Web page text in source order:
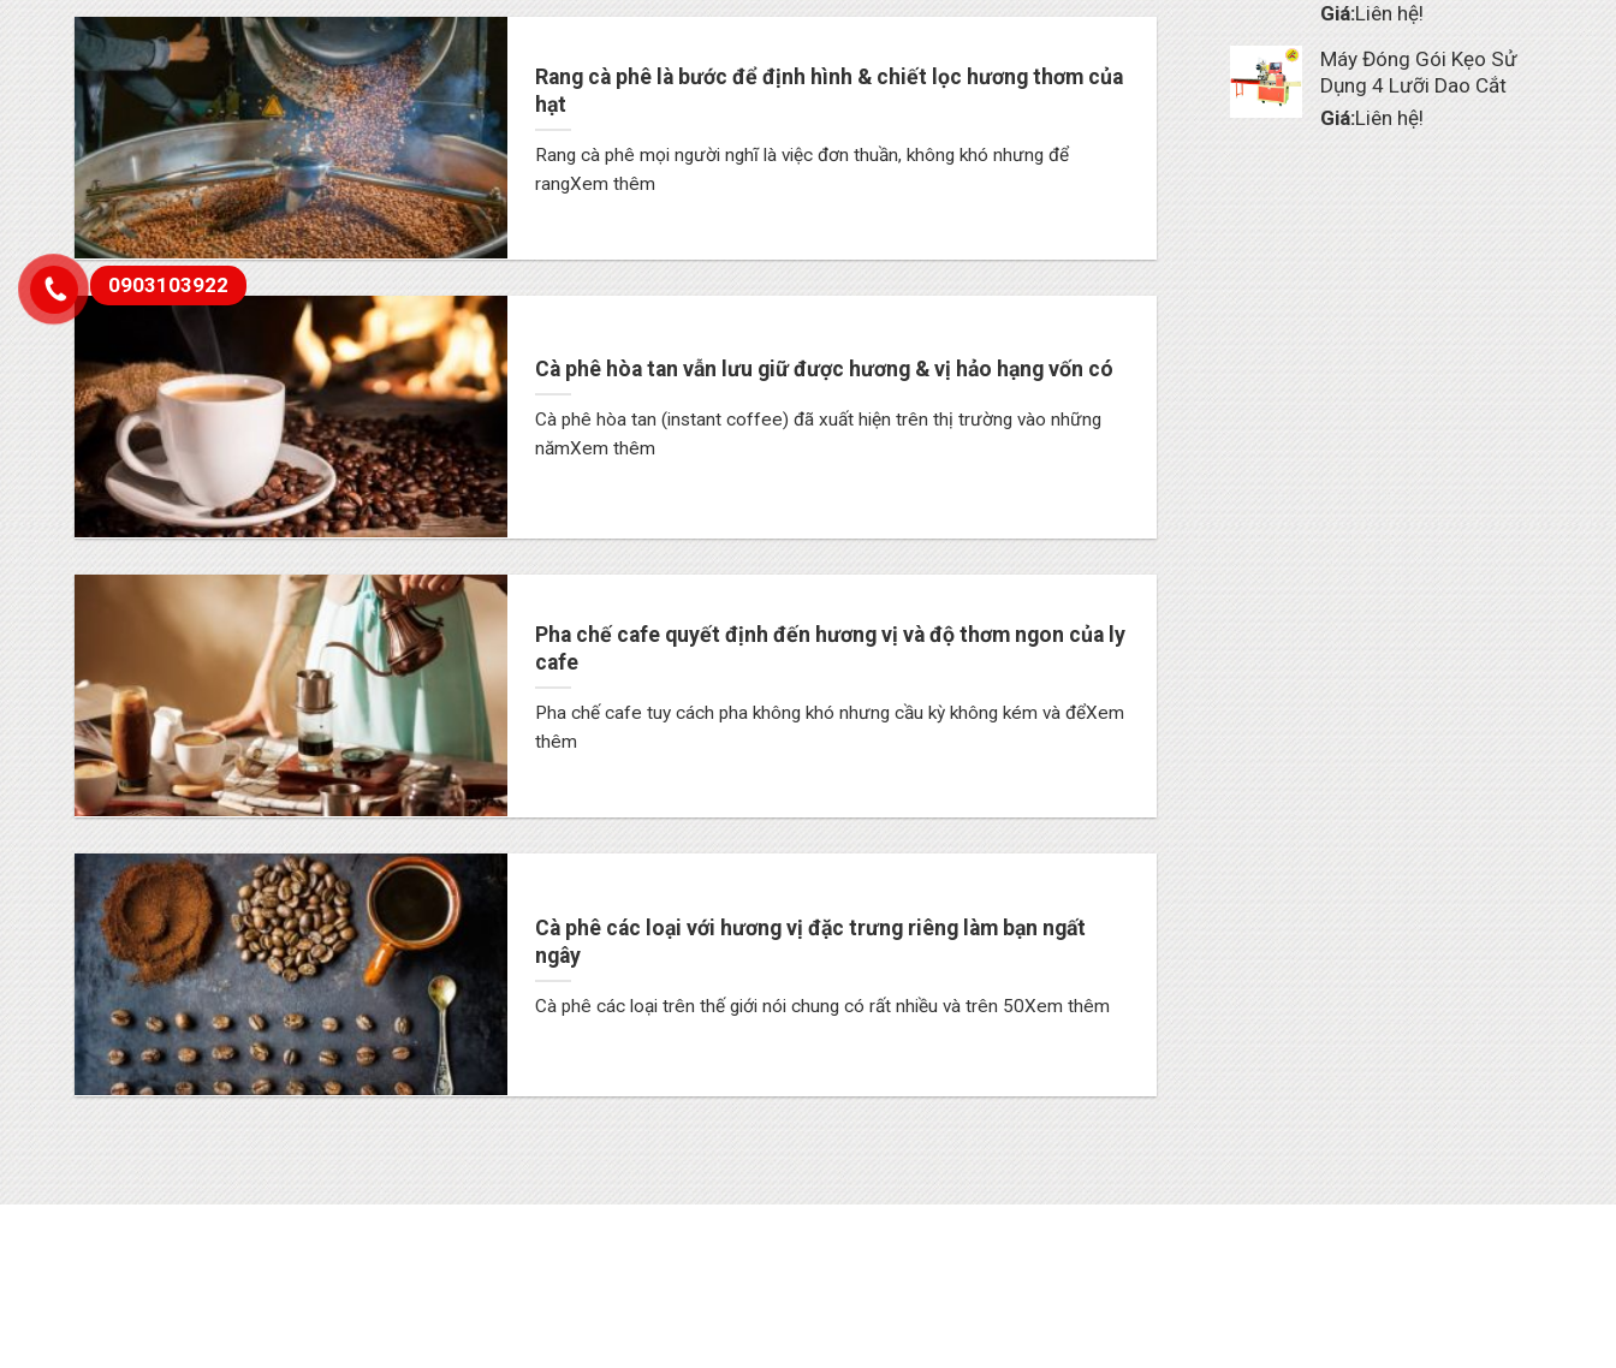
Rang cà phê là bước để định hình & chiết lọc hương thơm của
hạt
Rang cà phê mọi người nghĩ là việc đơn thuần, không khó nhưng để
rangXem thêm
Cà phê hòa tan vẫn lưu giữ được hương & vị hảo hạng vốn có
Cà phê hòa tan (instant coffee) đã xuất hiện trên thị trường vào những
nămXem thêm
Pha chế cafe quyết định đến hương vị và độ thơm ngon của ly
cafe
Pha chế cafe tuy cách pha không khó nhưng cầu kỳ không kém và đểXem
thêm
Cà phê các loại với hương vị đặc trưng riêng làm bạn ngất
ngây
Cà phê các loại trên thế giới nói chung có rất nhiều và trên 50Xem thêm
Giá:Liên hệ!
Máy Đóng Gói Kẹo Sử
Dụng 4 Lưỡi Dao Cắt
Giá:Liên hệ!
0903103922